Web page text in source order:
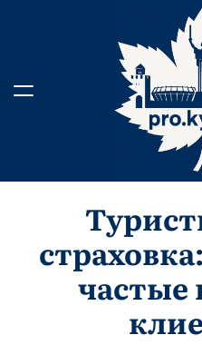
частые